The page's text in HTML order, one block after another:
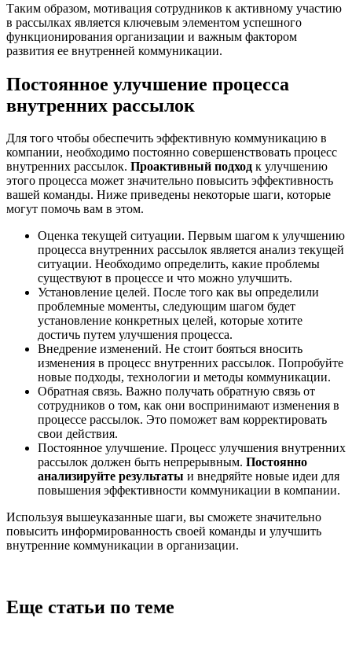
Таким образом, мотивация сотрудников к активному участию
в рассылках является ключевым элементом успешного
функционирования организации и важным фактором
развития ее внутренней коммуникации.
Постоянное улучшение процесса
внутренних рассылок
Для того чтобы обеспечить эффективную коммуникацию в
компании, необходимо постоянно совершенствовать процесс
внутренних рассылок. Проактивный подход к улучшению
этого процесса может значительно повысить эффективность
вашей команды. Ниже приведены некоторые шаги, которые
могут помочь вам в этом.
Оценка текущей ситуации. Первым шагом к улучшению
процесса внутренних рассылок является анализ текущей
ситуации. Необходимо определить, какие проблемы
существуют в процессе и что можно улучшить.
Установление целей. После того как вы определили
проблемные моменты, следующим шагом будет
установление конкретных целей, которые хотите
достичь путем улучшения процесса.
Внедрение изменений. Не стоит бояться вносить
изменения в процесс внутренних рассылок. Попробуйте
новые подходы, технологии и методы коммуникации.
Обратная связь. Важно получать обратную связь от
сотрудников о том, как они воспринимают изменения в
процессе рассылок. Это поможет вам корректировать
свои действия.
Постоянное улучшение. Процесс улучшения внутренних
рассылок должен быть непрерывным. Постоянно
анализируйте результаты и внедряйте новые идеи для
повышения эффективности коммуникации в компании.
Используя вышеуказанные шаги, вы сможете значительно
повысить информированность своей команды и улучшить
внутренние коммуникации в организации.
Еще статьи по теме